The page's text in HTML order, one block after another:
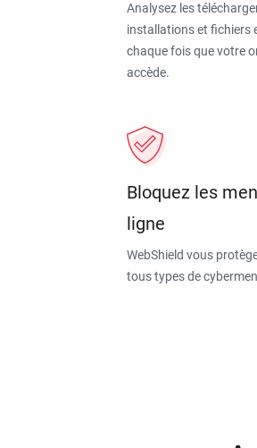
Analysez les
installations et fichiers
chaque fois que votre
accède.
Bloquez les
ligne
WebShield vous
tous types de